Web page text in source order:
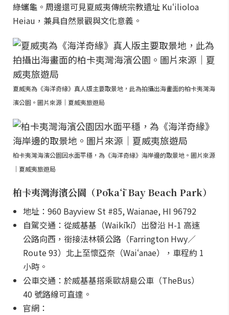
綠蠵龜。周邊還可見夏威夷傳統宗教遺址 Kuʻilioloa
Heiau，兼具自然景觀與文化意義。
夏威夷為《海洋奇緣》真人版主要取景地，此為拍攝出海畫面的柏卡夷灣海
濱公園。圖片來源｜夏威夷旅遊局
柏卡夷灣海濱公園因水面平穩，為《海洋奇緣》海岸邊的取景地。圖片來源
｜夏威夷旅遊局
柏卡夷灣海濱公園（Pōkaʻī Bay Beach Park）
地址：960 Bayview St #85, Waianae, HI 96792
自駕交通：從威基基（Waikīkī）出發沿 H-1 高速
公路向西，銜接法林頓公路（Farrington Hwy／
Route 93）北上至懷亞奈（Waiʻanae），車程約 1
小時。
公車交通：於威基基搭乘歐胡島公車（TheBus）
40 號路線可直達。
官網：